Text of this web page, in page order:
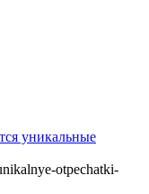
уникальные
otpechatki-